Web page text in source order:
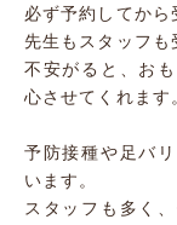
必ず予約してから
先生もスタッフも
不安がると、お
心させてくれます
予防接種や足バ
います。
スタッフも多く